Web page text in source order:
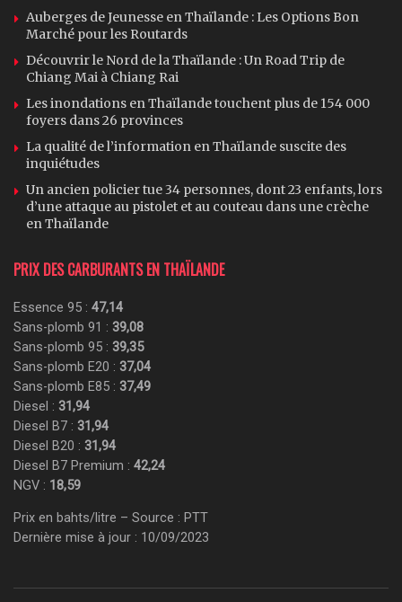
Auberges de Jeunesse en Thaïlande : Les Options Bon
Marché pour les Routards
Découvrir le Nord de la Thaïlande : Un Road Trip de
Chiang Mai à Chiang Rai
Les inondations en Thaïlande touchent plus de 154 000
foyers dans 26 provinces
La qualité de l’information en Thaïlande suscite des
inquiétudes
Un ancien policier tue 34 personnes, dont 23 enfants, lors
d’une attaque au pistolet et au couteau dans une crèche
en Thaïlande
PRIX DES CARBURANTS EN THAÏLANDE
Essence 95 : 47,14
Sans-plomb 91 : 39,08
Sans-plomb 95 : 39,35
Sans-plomb E20 : 37,04
Sans-plomb E85 : 37,49
Diesel : 31,94
Diesel B7 : 31,94
Diesel B20 : 31,94
Diesel B7 Premium : 42,24
NGV : 18,59
Prix en bahts/litre – Source : PTT
Dernière mise à jour : 10/09/2023